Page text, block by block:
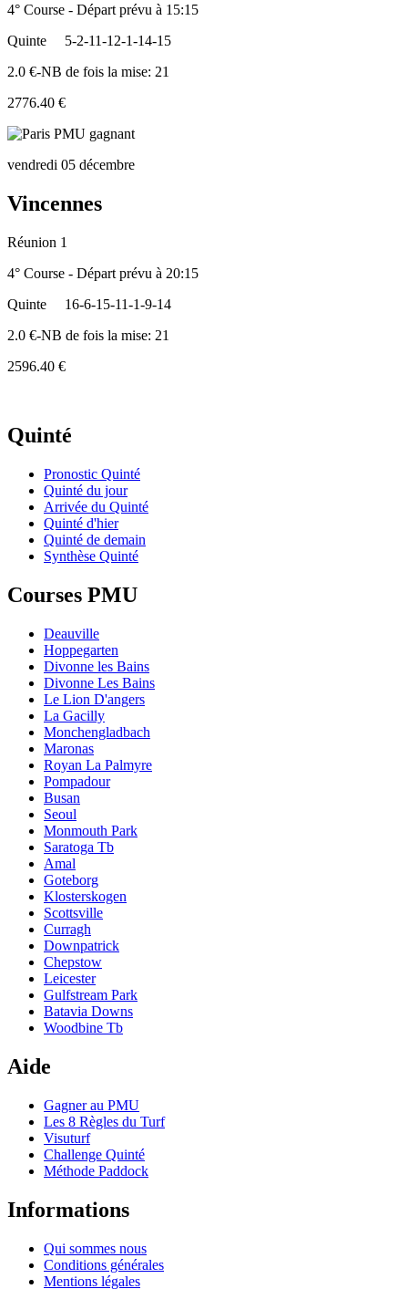
4° Course - Départ prévu à 15:15
Quinte
5-2-11-12-1-14-15
2.0 €-NB de fois la mise: 21
2776.40 €
vendredi 05 décembre
Vincennes
Réunion 1
4° Course - Départ prévu à 20:15
Quinte
16-6-15-11-1-9-14
2.0 €-NB de fois la mise: 21
2596.40 €
Quinté
Pronostic Quinté
Quinté du jour
Arrivée du Quinté
Quinté d'hier
Quinté de demain
Synthèse Quinté
Courses PMU
Deauville
Hoppegarten
Divonne les Bains
Divonne Les Bains
Le Lion D'angers
La Gacilly
Monchengladbach
Maronas
Royan La Palmyre
Pompadour
Busan
Seoul
Monmouth Park
Saratoga Tb
Amal
Goteborg
Klosterskogen
Scottsville
Curragh
Downpatrick
Chepstow
Leicester
Gulfstream Park
Batavia Downs
Woodbine Tb
Aide
Gagner au PMU
Les 8 Règles du Turf
Visuturf
Challenge Quinté
Méthode Paddock
Informations
Qui sommes nous
Conditions générales
Mentions légales